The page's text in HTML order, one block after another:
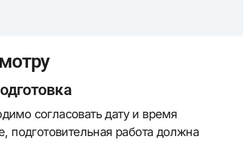
согласовать дату и время
подготовительная работа должна